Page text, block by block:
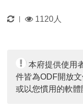
更|
瀏
1120人
本府提供使用
件皆為ODF開放
或以您慣用的軟體